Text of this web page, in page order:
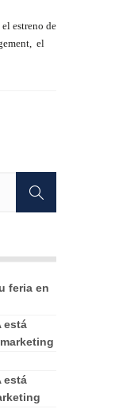
estreno de
el
feria en
está
está